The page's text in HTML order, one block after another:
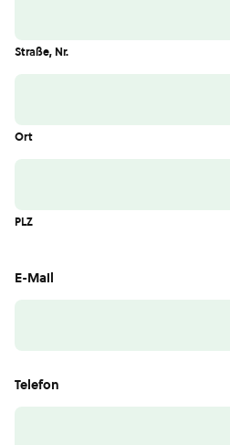
Straße, Nr.
Ort
PLZ
E-Mail
Telefon